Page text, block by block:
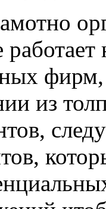
фирм,
из